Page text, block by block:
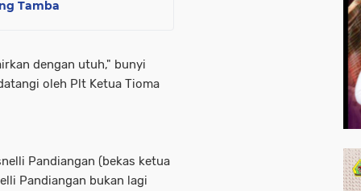
Tamba
dengan utuh," bunyi
oleh Plt Ketua Tioma
Pandiangan (bekas ketua
Pandiangan bukan lagi